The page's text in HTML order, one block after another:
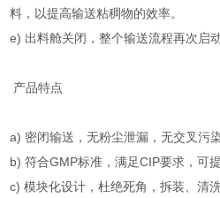
料，以提高输送粘稠物的效率。
e) 出料舱关闭，整个输送流程再次启动
产品特点
a) 密闭输送，无粉尘泄漏，无交叉污染
b) 符合GMP标准，满足CIP要求，可
c) 模块化设计，杜绝死角，拆装、清